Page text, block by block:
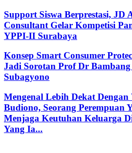
Support Siswa Berprestasi, JD
Consultant Gelar Kompetisi
YPPI-II Surabaya
Konsep Smart Consumer
Jadi Sorotan Prof Dr
Subagyono
Mengenal Lebih Dekat
Budiono, Seorang Perempuan
Menjaga Keutuhan Keluarga
Yang Ia...